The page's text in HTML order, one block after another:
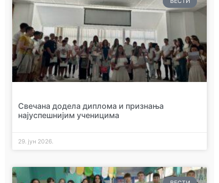
Свечана додела диплома и признања
најуспешнијим ученицима
29. јун 2026.